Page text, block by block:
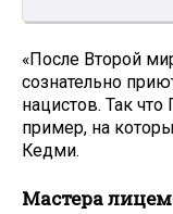
«После Второй
сознательно
нацистов. Так
пример, на
Кедми.
Мастера